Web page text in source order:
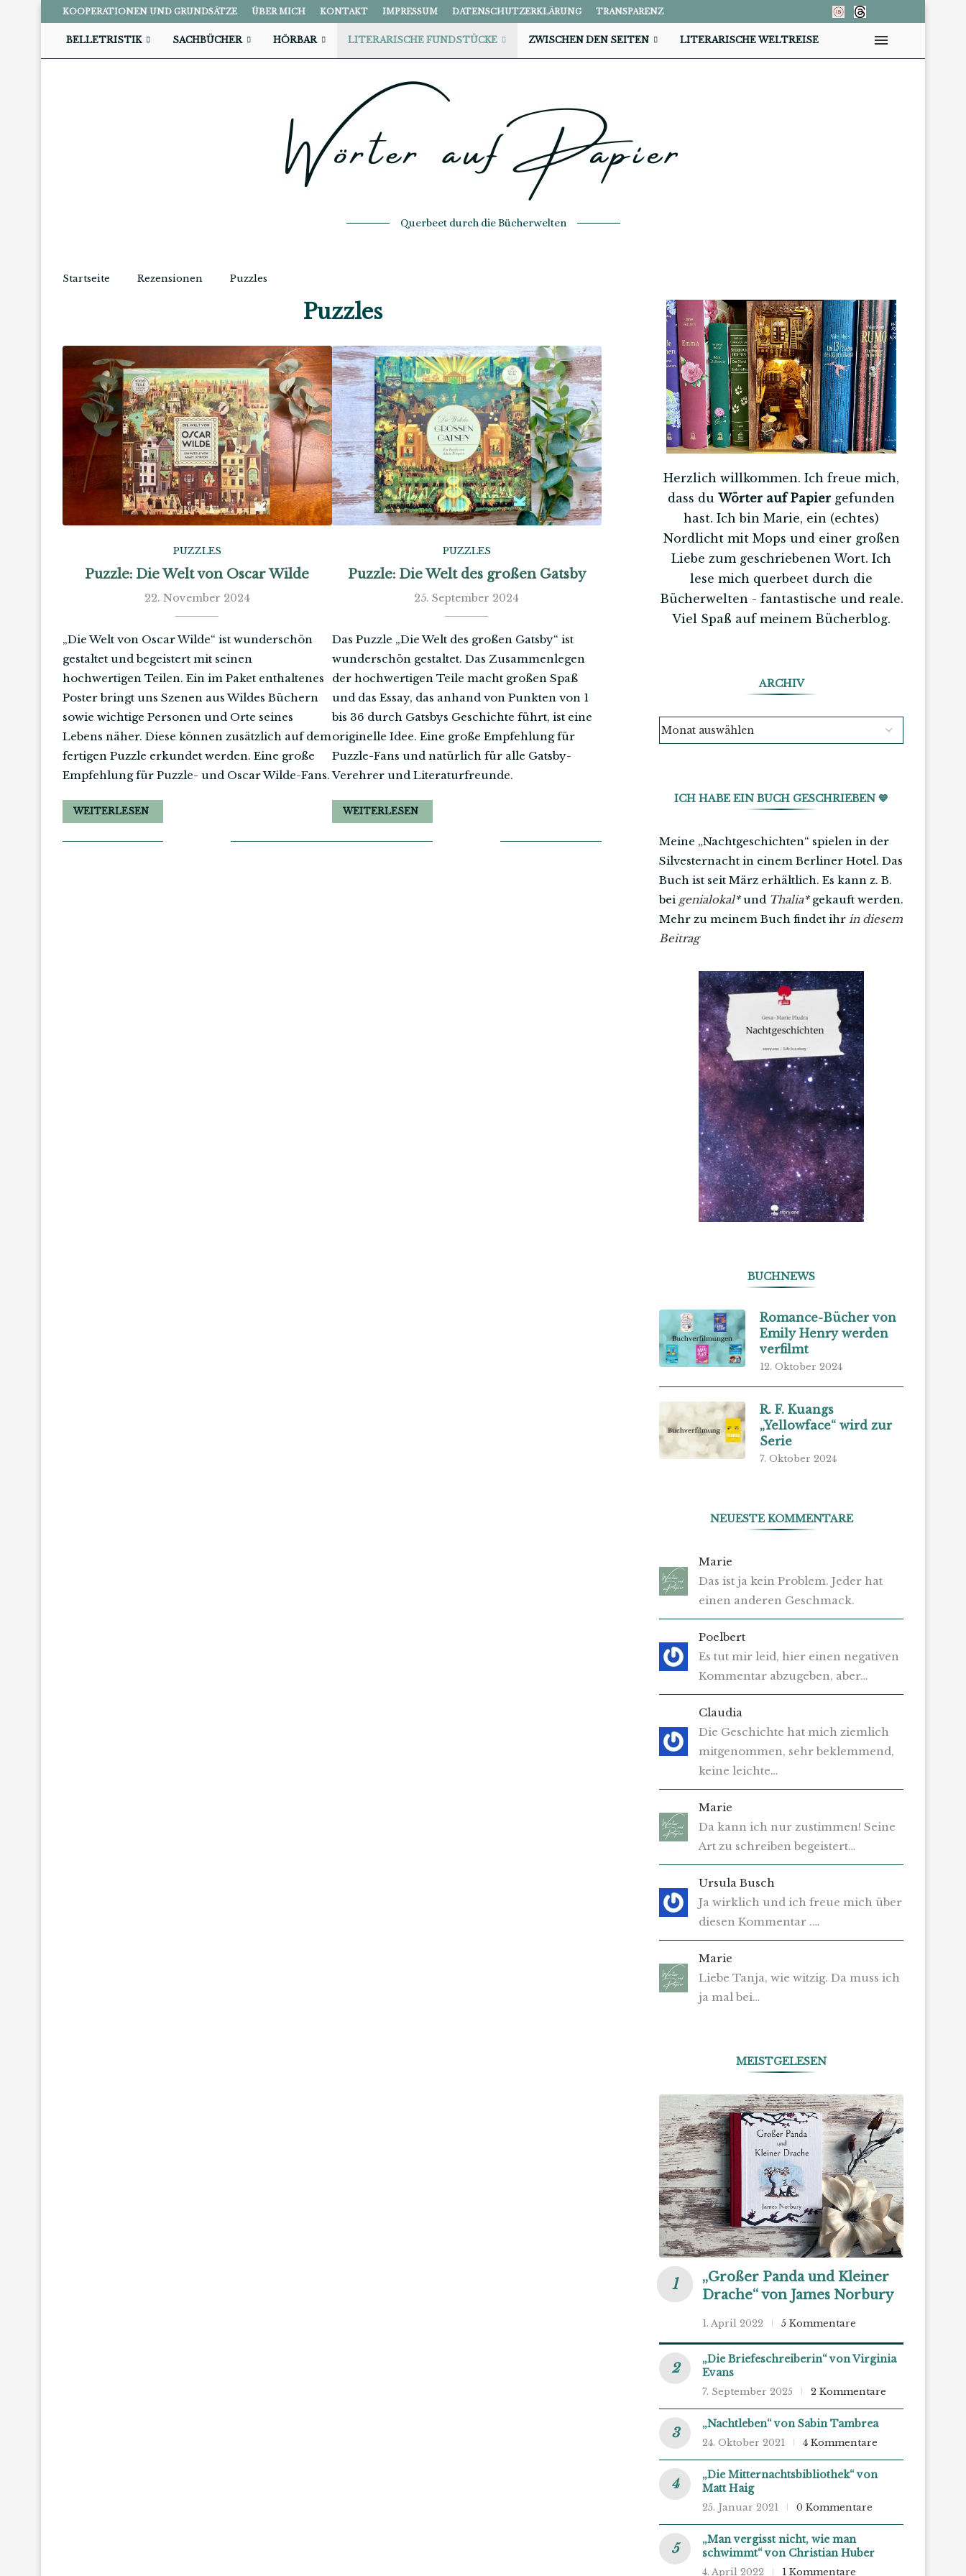
KOOPERATIONEN UND GRUNDSÄTZE ÜBER MICH KONTAKT IMPRESSUM DATENSCHUTZERKLÄRUNG TRANSPARENZ
BELLETRISTIK SACHBÜCHER HÖRBAR LITERARISCHE FUNDSTÜCKE ZWISCHEN DEN SEITEN LITERARISCHE WELTREISE
Querbeet durch die Bücherwelten
Startseite Rezensionen Puzzles
Puzzles
PUZZLES
Puzzle: Die Welt von Oscar Wilde
22. November 2024
„Die Welt von Oscar Wilde“ ist wunderschön
gestaltet und begeistert mit seinen
hochwertigen Teilen. Ein im Paket enthaltenes
Poster bringt uns Szenen aus Wildes Büchern
sowie wichtige Personen und Orte seines
Lebens näher. Diese können zusätzlich auf dem
fertigen Puzzle erkundet werden. Eine große
Empfehlung für Puzzle- und Oscar Wilde-Fans.
WEITERLESEN
PUZZLES
Puzzle: Die Welt des großen Gatsby
25. September 2024
Das Puzzle „Die Welt des großen Gatsby“ ist
wunderschön gestaltet. Das Zusammenlegen
der hochwertigen Teile macht großen Spaß
und das Essay, das anhand von Punkten von 1
bis 36 durch Gatsbys Geschichte führt, ist eine
originelle Idee. Eine große Empfehlung für
Puzzle-Fans und natürlich für alle Gatsby-
Verehrer und Literaturfreunde.
WEITERLESEN
Herzlich willkommen. Ich freue mich,
dass du Wörter auf Papiergefunden
hast. Ich bin Marie, ein (echtes)
Nordlicht mit Mops und einer großen
Liebe zum geschriebenen Wort. Ich
lese mich querbeet durch die
Bücherwelten - fantastische und reale.
Viel Spaß auf meinem Bücherblog.
ARCHIV
ICH HABE EIN BUCH GESCHRIEBEN 💙
Meine „Nachtgeschichten“ spielen in der
Silvesternacht in einem Berliner Hotel. Das
Buch ist seit März erhältlich. Es kann z. B.
bei genialokal*und Thalia*gekauft werden.
Mehr zu meinem Buch findet ihr in diesem
Beitrag
BUCHNEWS
Romance-Bücher von
Emily Henry werden
verfilmt
12. Oktober 2024
R. F. Kuangs
„Yellowface“ wird zur
Serie
7. Oktober 2024
NEUESTE KOMMENTARE
Marie
Das ist ja kein Problem. Jeder hat
einen anderen Geschmack.
Poelbert
Es tut mir leid, hier einen negativen
Kommentar abzugeben, aber…
Claudia
Die Geschichte hat mich ziemlich
mitgenommen, sehr beklemmend,
keine leichte…
Marie
Da kann ich nur zustimmen! Seine
Art zu schreiben begeistert…
Ursula Busch
Ja wirklich und ich freue mich über
diesen Kommentar .…
Marie
Liebe Tanja, wie witzig. Da muss ich
ja mal bei…
MEISTGELESEN
„Großer Panda und Kleiner
Drache“ von James Norbury
1. April 2022 5 Kommentare
„Die Briefeschreiberin“ von Virginia
Evans
7. September 2025 2 Kommentare
„Nachtleben“ von Sabin Tambrea
24. Oktober 2021 4 Kommentare
„Die Mitternachtsbibliothek“ von
Matt Haig
25. Januar 2021 0 Kommentare
„Man vergisst nicht, wie man
schwimmt“ von Christian Huber
4. April 2022 1 Kommentare